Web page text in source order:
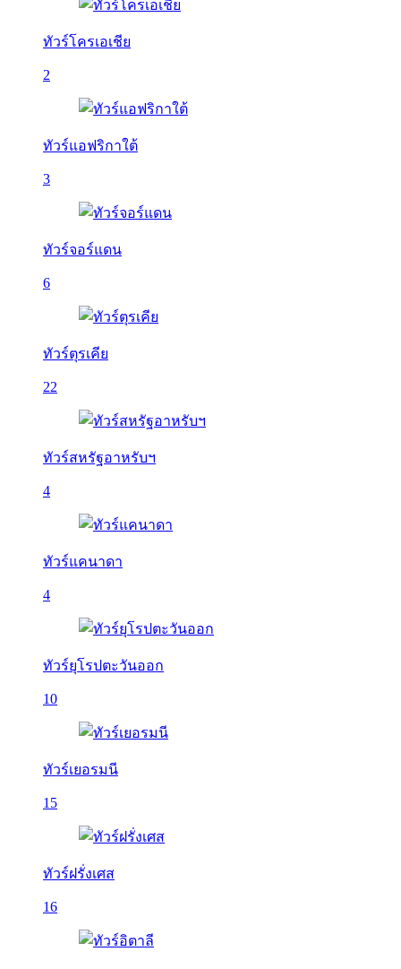
ทัวร์โครเอเชีย
2
ทัวร์แอฟริกาใต้
3
ทัวร์จอร์แดน
6
ทัวร์ตุรเคีย
22
ทัวร์สหรัฐอาหรับฯ
4
ทัวร์แคนาดา
4
ทัวร์ยุโรปตะวันออก
10
ทัวร์เยอรมนี
15
ทัวร์ฝรั่งเศส
16